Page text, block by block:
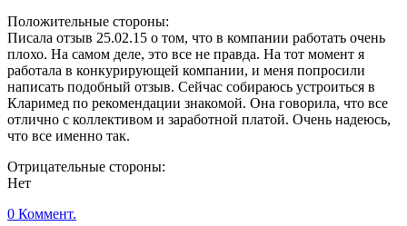
Положительные стороны:
Писала отзыв 25.02.15 о том, что в компании работать очень
плохо. На самом деле, это все не правда. На тот момент я
работала в конкурирующей компании, и меня попросили
написать подобный отзыв. Сейчас собираюсь устроиться в
Кларимед по рекомендации знакомой. Она говорила, что все
отлично с коллективом и заработной платой. Очень надеюсь,
что все именно так.
Отрицательные стороны:
Нет
0 Коммент.